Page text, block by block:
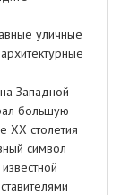
уличные
Западной
большую
XX столетия
символ